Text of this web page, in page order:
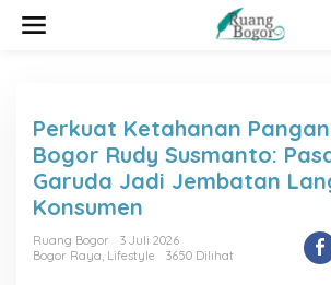
Perkuat Ketahanan
Bogor Rudy Susmanto:
Garuda Jadi Jembatan
Konsumen
Ruang Bogor
3 Juli 2026
Bogor Raya, Lifestyle 3650 Dilihat